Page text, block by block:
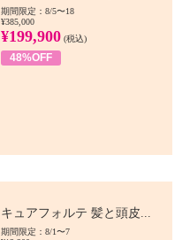
期間限定：8/5〜18
¥385,000
¥199,900 (税込)
48%OFF
キュアフォルテ 髪と頭皮...
期間限定：8/1〜7